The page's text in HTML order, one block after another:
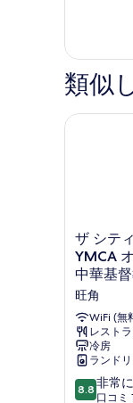
写
真
を
真
を
表
示
ム
の
詳
細
類似
ザ
シ
テ
ィ
ビ
ュ
ー
-
チ
ャ
イ
ザ シテ
YMCA
中華基
旺角
WiFi (無
レスト
冷房
ランド
10
段
8.8 非常
口コミ
ザ シティ